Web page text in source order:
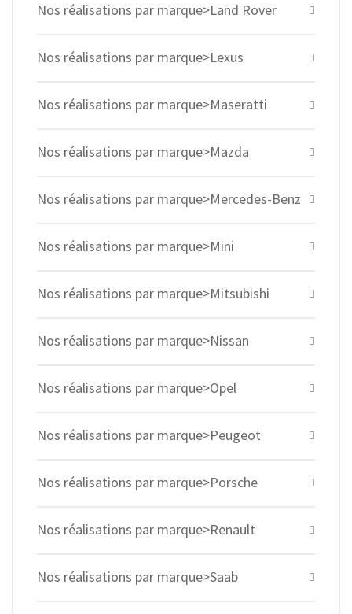
Nos réalisations par marque>Land Rover
Nos réalisations par marque>Lexus
Nos réalisations par marque>Maseratti
Nos réalisations par marque>Mazda
Nos réalisations par marque>Mercedes-Benz
Nos réalisations par marque>Mini
Nos réalisations par marque>Mitsubishi
Nos réalisations par marque>Nissan
Nos réalisations par marque>Opel
Nos réalisations par marque>Peugeot
Nos réalisations par marque>Porsche
Nos réalisations par marque>Renault
Nos réalisations par marque>Saab